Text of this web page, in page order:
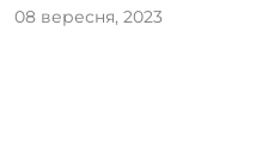
08 вересня, 2023